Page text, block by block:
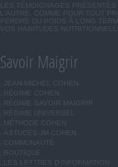
LES TÉMOIGNAGES
L'AUTRE. COMME POUR TOUT
PERDRE DU POIDS À LONG
VOS HABITUDES
Savoir Maigrir
JEAN-MICHEL COHEN
RÉGIME COHEN
RÉGIME SAVOIR MAIGRIR
RÉGIME UNIVERSEL
MÉTHODE COHEN
ASTUCES JM COHEN
COMMUNAUTÉ
BOUTIQUE
LES LETTRES D'INFORMATION